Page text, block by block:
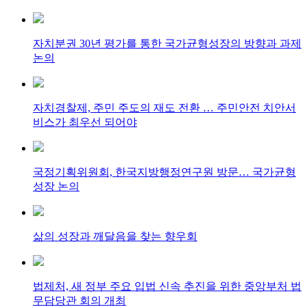
자치분권 30년 평가를 통한 국가균형성장의 방향과 과제
논의
자치경찰제, 주민 주도의 재도 전환 … 주민안전 치안서
비스가 최우선 되어야
국정기획위원회, 한국지방행정연구원 방문… 국가균형
성장 논의
삶의 성장과 깨달음을 찾는 향우회
법제처, 새 정부 주요 입법 신속 추진을 위한 중앙부처 법
무담당관 회의 개최